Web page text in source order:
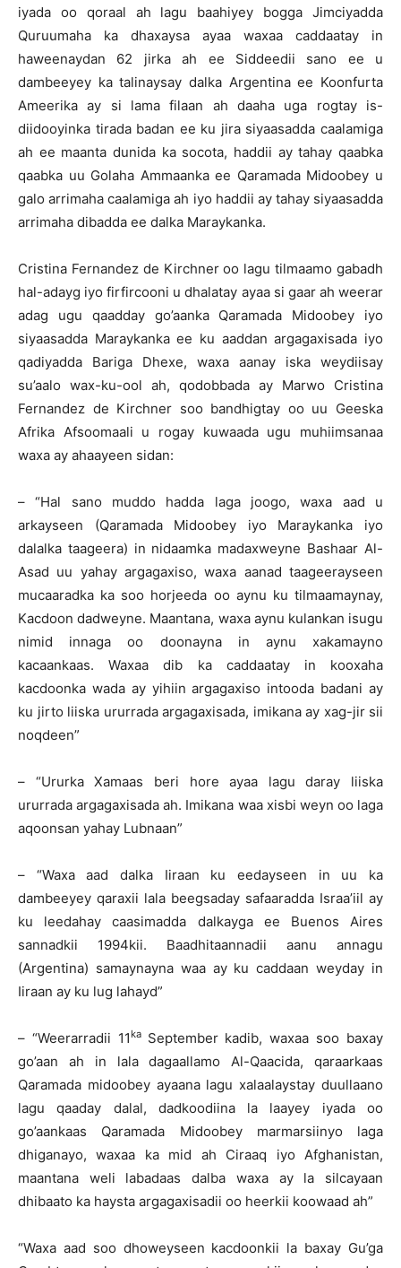
iyada oo qoraal ah lagu baahiyey bogga Jimciyadda
Quruumaha ka dhaxaysa ayaa waxaa caddaatay in
haweenaydan 62 jirka ah ee Siddeedii sano ee u
dambeeyey ka talinaysay dalka Argentina ee Koonfurta
Ameerika ay si lama filaan ah daaha uga rogtay is-
diidooyinka tirada badan ee ku jira siyaasadda caalamiga
ah ee maanta dunida ka socota, haddii ay tahay qaabka
qaabka uu Golaha Ammaanka ee Qaramada Midoobey u
galo arrimaha caalamiga ah iyo haddii ay tahay siyaasadda
arrimaha dibadda ee dalka Maraykanka.
Cristina Fernandez de Kirchner oo lagu tilmaamo gabadh
hal-adayg iyo firfircooni u dhalatay ayaa si gaar ah weerar
adag ugu qaadday go’aanka Qaramada Midoobey iyo
siyaasadda Maraykanka ee ku aaddan argagaxisada iyo
qadiyadda Bariga Dhexe, waxa aanay iska weydiisay
su’aalo wax-ku-ool ah, qodobbada ay Marwo Cristina
Fernandez de Kirchner soo bandhigtay oo uu Geeska
Afrika Afsoomaali u rogay kuwaada ugu muhiimsanaa
waxa ay ahaayeen sidan:
– “Hal sano muddo hadda laga joogo, waxa aad u
arkayseen (Qaramada Midoobey iyo Maraykanka iyo
dalalka taageera) in nidaamka madaxweyne Bashaar Al-
Asad uu yahay argagaxiso, waxa aanad taageerayseen
mucaaradka ka soo horjeeda oo aynu ku tilmaamaynay,
Kacdoon dadweyne. Maantana, waxa aynu kulankan isugu
nimid innaga oo doonayna in aynu xakamayno
kacaankaas. Waxaa dib ka caddaatay in kooxaha
kacdoonka wada ay yihiin argagaxiso intooda badani ay
ku jirto liiska ururrada argagaxisada, imikana ay xag-jir sii
noqdeen”
– “Ururka Xamaas beri hore ayaa lagu daray liiska
ururrada argagaxisada ah. Imikana waa xisbi weyn oo laga
aqoonsan yahay Lubnaan”
– “Waxa aad dalka Iiraan ku eedayseen in uu ka
dambeeyey qaraxii lala beegsaday safaaradda Israa’iil ay
ku leedahay caasimadda dalkayga ee Buenos Aires
sannadkii 1994kii. Baadhitaannadii aanu annagu
(Argentina) samaynayna waa ay ku caddaan weyday in
Iiraan ay ku lug lahayd”
– “Weerarradii 11ka September kadib, waxaa soo baxay
go’aan ah in lala dagaallamo Al-Qaacida, qaraarkaas
Qaramada midoobey ayaana lagu xalaalaystay duullaano
lagu qaaday dalal, dadkoodiina la laayey iyada oo
go’aankaas Qaramada Midoobey marmarsiinyo laga
dhiganayo, waxaa ka mid ah Ciraaq iyo Afghanistan,
maantana weli labadaas dalba waxa ay la silcayaan
dhibaato ka haysta argagaxisadii oo heerkii koowaad ah”
“Waxa aad soo dhoweyseen kacdoonkii la baxay Gu’ga